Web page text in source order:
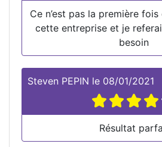
Ce n’est pas la première fois
cette entreprise et je
besoin
Steven PEPIN le 08/01/2021
Résultat